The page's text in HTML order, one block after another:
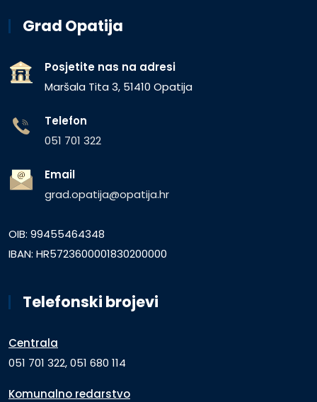
Grad Opatija
Posjetite nas na adresi
Maršala Tita 3, 51410 Opatija
Telefon
051 701 322
Email
grad.opatija@opatija.hr
OIB: 99455464348
IBAN: HR5723600001830200000
Telefonski brojevi
Centrala
051 701 322, 051 680 114
Komunalno redarstvo